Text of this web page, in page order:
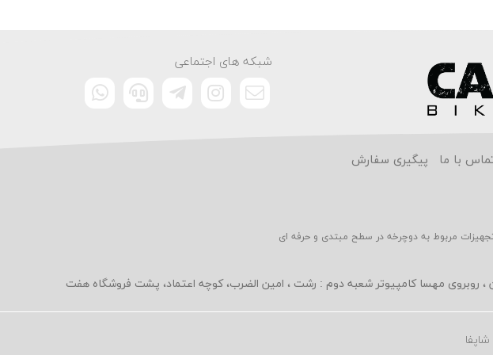
شبکه های اجتماعی
با ما پیگیری سفارش
تجهیزات مربوط به دوچرخه در سطح مبتدی و حرفه ای
روبروی مهسا کامپیوتر شعبه دوم : رشت ، امین الضرب، کوچه اعتماد، پشت فروشگاه هفت